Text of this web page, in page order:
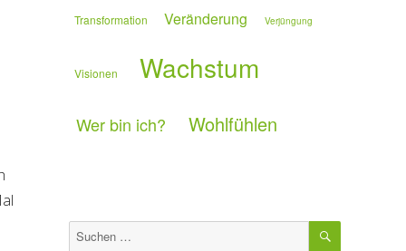
Transformation Veränderung Verjüngung
Visionen Wachstum
Wer bin ich? Wohlfühlen
Suchen
SUCHEN